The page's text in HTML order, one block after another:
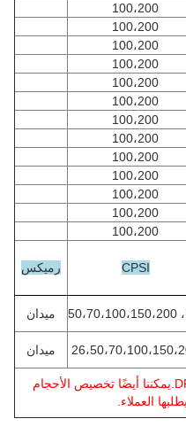
100،200
100،200
100،200
100،200
100،200
100،200
100،200
100،200
100،200
100،200
100،200
100،200
100،200
CPSI رميكس
ميدان
ميدان
ما سبق هو المواصفات العامة لـ DPF.يمكننا أيضًا تخصيص الأحجام
العملاء.